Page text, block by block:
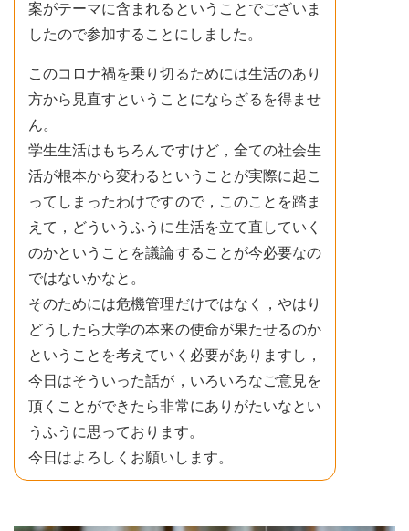
案がテーマに含まれるということでございま
したので参加することにしました。
このコロナ禍を乗り切るためには生活のあり
方から見直すということにならざるを得ませ
ん。
学生生活はもちろんですけど，全ての社会生
活が根本から変わるということが実際に起こ
ってしまったわけですので，このことを踏ま
えて，どういうふうに生活を立て直していく
のかということを議論することが今必要なの
ではないかなと。
そのためには危機管理だけではなく，やはり
どうしたら大学の本来の使命が果たせるのか
ということを考えていく必要がありますし，
今日はそういった話が，いろいろなご意見を
頂くことができたら非常にありがたいなとい
うふうに思っております。
今日はよろしくお願いします。